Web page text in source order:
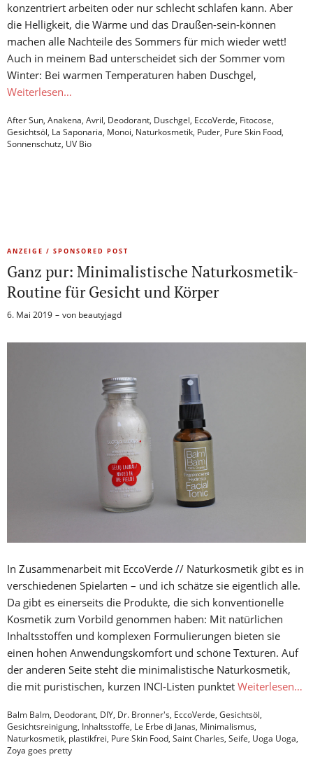
konzentriert arbeiten oder nur schlecht schlafen kann. Aber
die Helligkeit, die Wärme und das Draußen-sein-können
machen alle Nachteile des Sommers für mich wieder wett!
Auch in meinem Bad unterscheidet sich der Sommer vom
Winter: Bei warmen Temperaturen haben Duschgel,
Weiterlesen…
After Sun, Anakena, Avril, Deodorant, Duschgel, EccoVerde, Fitocose,
Gesichtsöl, La Saponaria, Monoi, Naturkosmetik, Puder, Pure Skin Food,
Sonnenschutz, UV Bio
ANZEIGE / SPONSORED POST
Ganz pur: Minimalistische Naturkosmetik-
Routine für Gesicht und Körper
6. Mai 2019 von beautyjagd
In Zusammenarbeit mit EccoVerde // Naturkosmetik gibt es in
verschiedenen Spielarten – und ich schätze sie eigentlich alle.
Da gibt es einerseits die Produkte, die sich konventionelle
Kosmetik zum Vorbild genommen haben: Mit natürlichen
Inhaltsstoffen und komplexen Formulierungen bieten sie
einen hohen Anwendungskomfort und schöne Texturen. Auf
der anderen Seite steht die minimalistische Naturkosmetik,
die mit puristischen, kurzen INCI-Listen punktet Weiterlesen…
Balm Balm, Deodorant, DIY, Dr. Bronner's, EccoVerde, Gesichtsöl,
Gesichtsreinigung, Inhaltsstoffe, Le Erbe di Janas, Minimalismus,
Naturkosmetik, plastikfrei, Pure Skin Food, Saint Charles, Seife, Uoga Uoga,
Zoya goes pretty